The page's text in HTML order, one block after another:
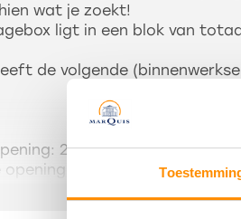
wat je zoekt!
ligt in een blok van
de volgende
2.00 m
2.32 m